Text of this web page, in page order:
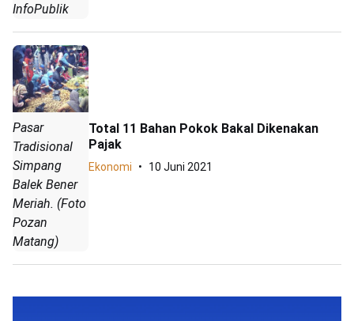
InfoPublik
Pasar
Tradisional
Simpang
Balek Bener
Meriah. (Foto
Pozan
Matang)
Total 11 Bahan Pokok Bakal Dikenakan
Pajak
Ekonomi 10 Juni 2021